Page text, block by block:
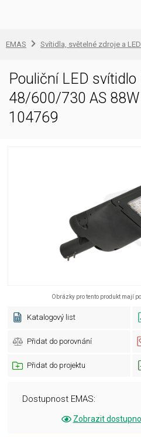
EMAS Svítidla, světelné zdroje a
Pouliční LED svítidlo
48/600/730 AS 88W
104769
Obrázky pro tento produkt mají
Katalogový list
Přidat do porovnání
Přidat do projektu
Dostupnost EMAS:
Zobrazit